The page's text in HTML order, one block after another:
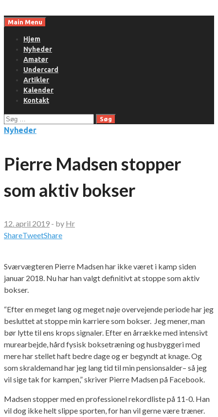
toMain Menu
Hjem
Nyheder
Amatør
Undercard
Artikler
Kalender
Kontakt
Søg
efter:
Nyheder
Pierre Madsen stopper
som aktiv bokser
12. april 2019 - by Hr
ShareTweetShare
Sværvægteren Pierre Madsen har ikke været i kamp siden
januar 2018. Nu har han valgt definitivt at stoppe som aktiv
bokser.
“Efter en meget lang og meget nøje overvejende periode har jeg
besluttet at stoppe min karriere som bokser. Jeg mener, man
bør lytte til ens krops signaler. Efter en årrække med intensivt
murearbejde, hård fysisk boksetræning og husbyggeri med
mere har stellet haft bedre dage og er begyndt at knage. Og
som skraldemand har jeg lang tid til min pensionsalder– så jeg
vil sige tak for kampen,” skriver Pierre Madsen på Facebook.
Madsen stopper med en professionel rekordliste på 11-0. Han
vil dog ikke helt slippe sporten, for han vil gerne være træner.